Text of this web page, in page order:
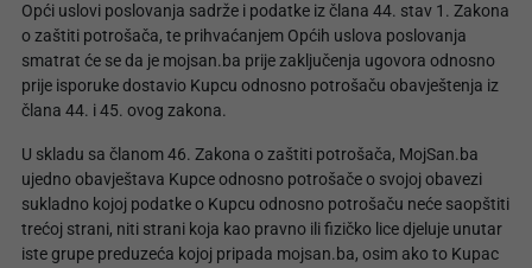
Opći uslovi poslovanja sadrže i podatke iz člana 44. stav 1. Zakona
o zaštiti potrošača, te prihvaćanjem Općih uslova poslovanja
smatrat će se da je mojsan.ba prije zaključenja ugovora odnosno
prije isporuke dostavio Kupcu odnosno potrošaču obavještenja iz
člana 44. i 45. ovog zakona.
U skladu sa članom 46. Zakona o zaštiti potrošača, MojSan.ba
ujedno obavještava Kupce odnosno potrošače o svojoj obavezi
sukladno kojoj podatke o Kupcu odnosno potrošaču neće saopštiti
trećoj strani, niti strani koja kao pravno ili fizičko lice djeluje unutar
iste grupe preduzeća kojoj pripada mojsan.ba, osim ako to Kupac